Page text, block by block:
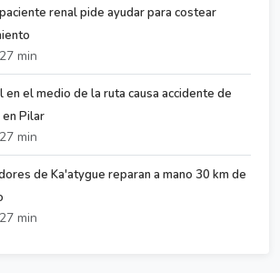
renal pide ayudar para costear
min
en el medio de la ruta causa accidente de
Pilar
min
de Ka'atygue reparan a mano 30 km de
min